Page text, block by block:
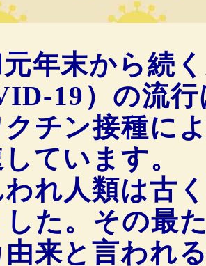
年末から続
19）の流
チン接種に
ています。
れ人類は古
た。その最
来と言われ